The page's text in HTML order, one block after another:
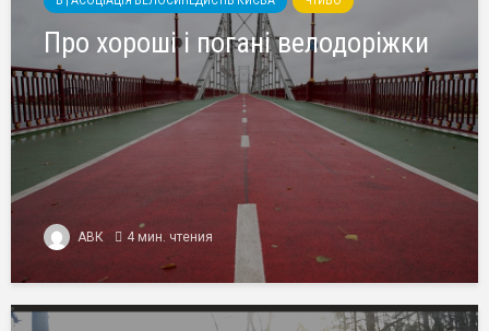
Про хороші і погані велодоріжки
АВК 4 мин. чтения